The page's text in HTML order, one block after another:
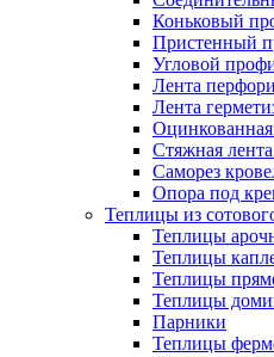
Коньковый
Пристенный
Угловой
Лента
Лента
Оцинкованная
Стяжная
Саморез
Опора под
Теплицы из
Теплицы
Теплицы
Теплицы
Теплицы
Парники
Теплицы